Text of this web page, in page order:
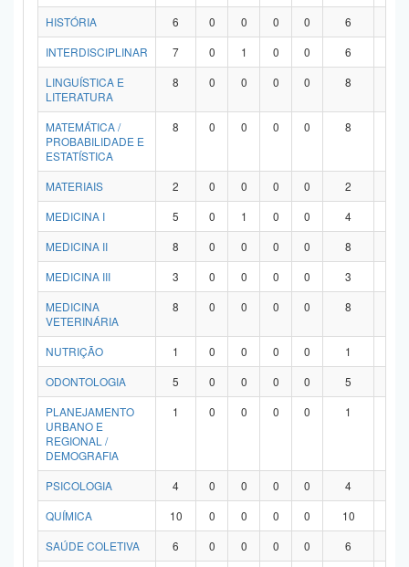
HISTÓRIA
6 0 0 0 0 6
INTERDISCIPLINAR
7 0 1 0 0 6
LINGUÍSTICA E
LITERATURA
8 0 0 0 0 8
MATEMÁTICA /
PROBABILIDADE E
ESTATÍSTICA
8 0 0 0 0 8
MATERIAIS 2 0 0 0 0 2
MEDICINA I
5 0 1 0 0 4
MEDICINA II
8 0 0 0 0 8
MEDICINA III
3 0 0 0 0 3
MEDICINA
VETERINÁRIA
8 0 0 0 0 8
NUTRIÇÃO 1 0 0 0 0 1
ODONTOLOGIA
5 0 0 0 0 5
PLANEJAMENTO
URBANO E
REGIONAL /
DEMOGRAFIA
1 0 0 0 0 1
PSICOLOGIA 4 0 0 0 0 4
QUÍMICA
10 0 0 0 0 10
SAÚDE COLETIVA
6 0 0 0 0 6